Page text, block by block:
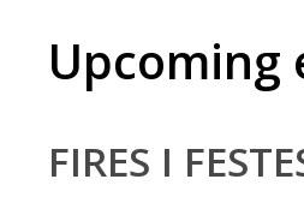
Upcoming
FIRES I